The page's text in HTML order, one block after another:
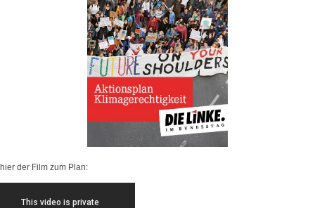
hier der Film zum Plan: